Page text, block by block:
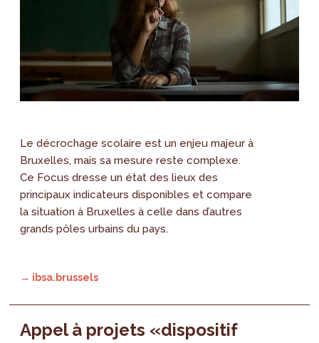
Le décrochage scolaire est un enjeu majeur à
Bruxelles, mais sa mesure reste complexe.
Ce Focus dresse un état des lieux des
principaux indicateurs disponibles et compare
la situation à Bruxelles à celle dans d’autres
grands pôles urbains du pays.
→ ibsa.brussels
Appel à projets «dispositif